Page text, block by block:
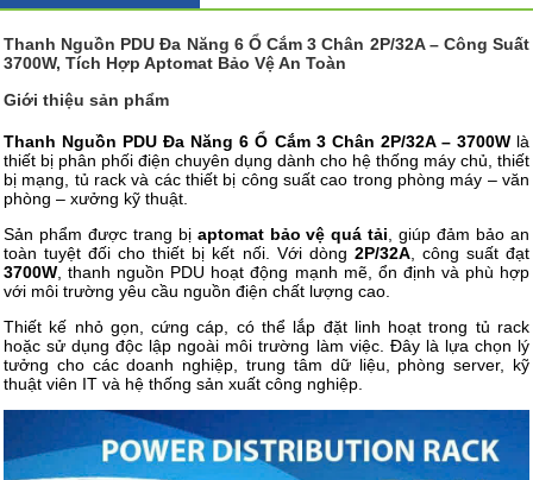
Thanh Nguồn PDU Đa Năng 6 Ổ Cắm 3 Chân 2P/32A – Công Suất
3700W, Tích Hợp Aptomat Bảo Vệ An Toàn
Giới thiệu sản phẩm
Thanh Nguồn PDU Đa Năng 6 Ổ Cắm 3 Chân 2P/32A – 3700Wlà
thiết bị phân phối điện chuyên dụng dành cho hệ thống máy chủ, thiết
bị mạng, tủ rack và các thiết bị công suất cao trong phòng máy – văn
phòng – xưởng kỹ thuật.
Sản phẩm được trang bị aptomat bảo vệ quá tải , giúp đảm bảo an
toàn tuyệt đối cho thiết bị kết nối. Với dòng 2P/32A, công suất đạt
3700W , thanh nguồn PDU hoạt động mạnh mẽ, ổn định và phù hợp
với môi trường yêu cầu nguồn điện chất lượng cao.
Thiết kế nhỏ gọn, cứng cáp, có thể lắp đặt linh hoạt trong tủ rack
hoặc sử dụng độc lập ngoài môi trường làm việc. Đây là lựa chọn lý
tưởng cho các doanh nghiệp, trung tâm dữ liệu, phòng server, kỹ
thuật viên IT và hệ thống sản xuất công nghiệp.